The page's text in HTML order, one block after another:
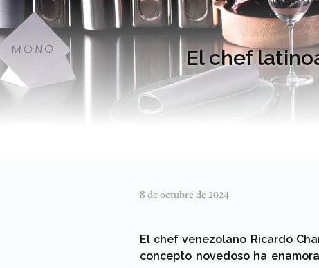
El chef
8 de octubre de 2024
El chef venezolano Ricardo
concepto novedoso ha